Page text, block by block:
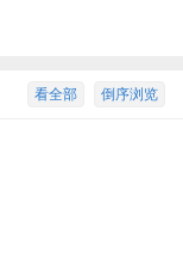
倒序浏览
看全部